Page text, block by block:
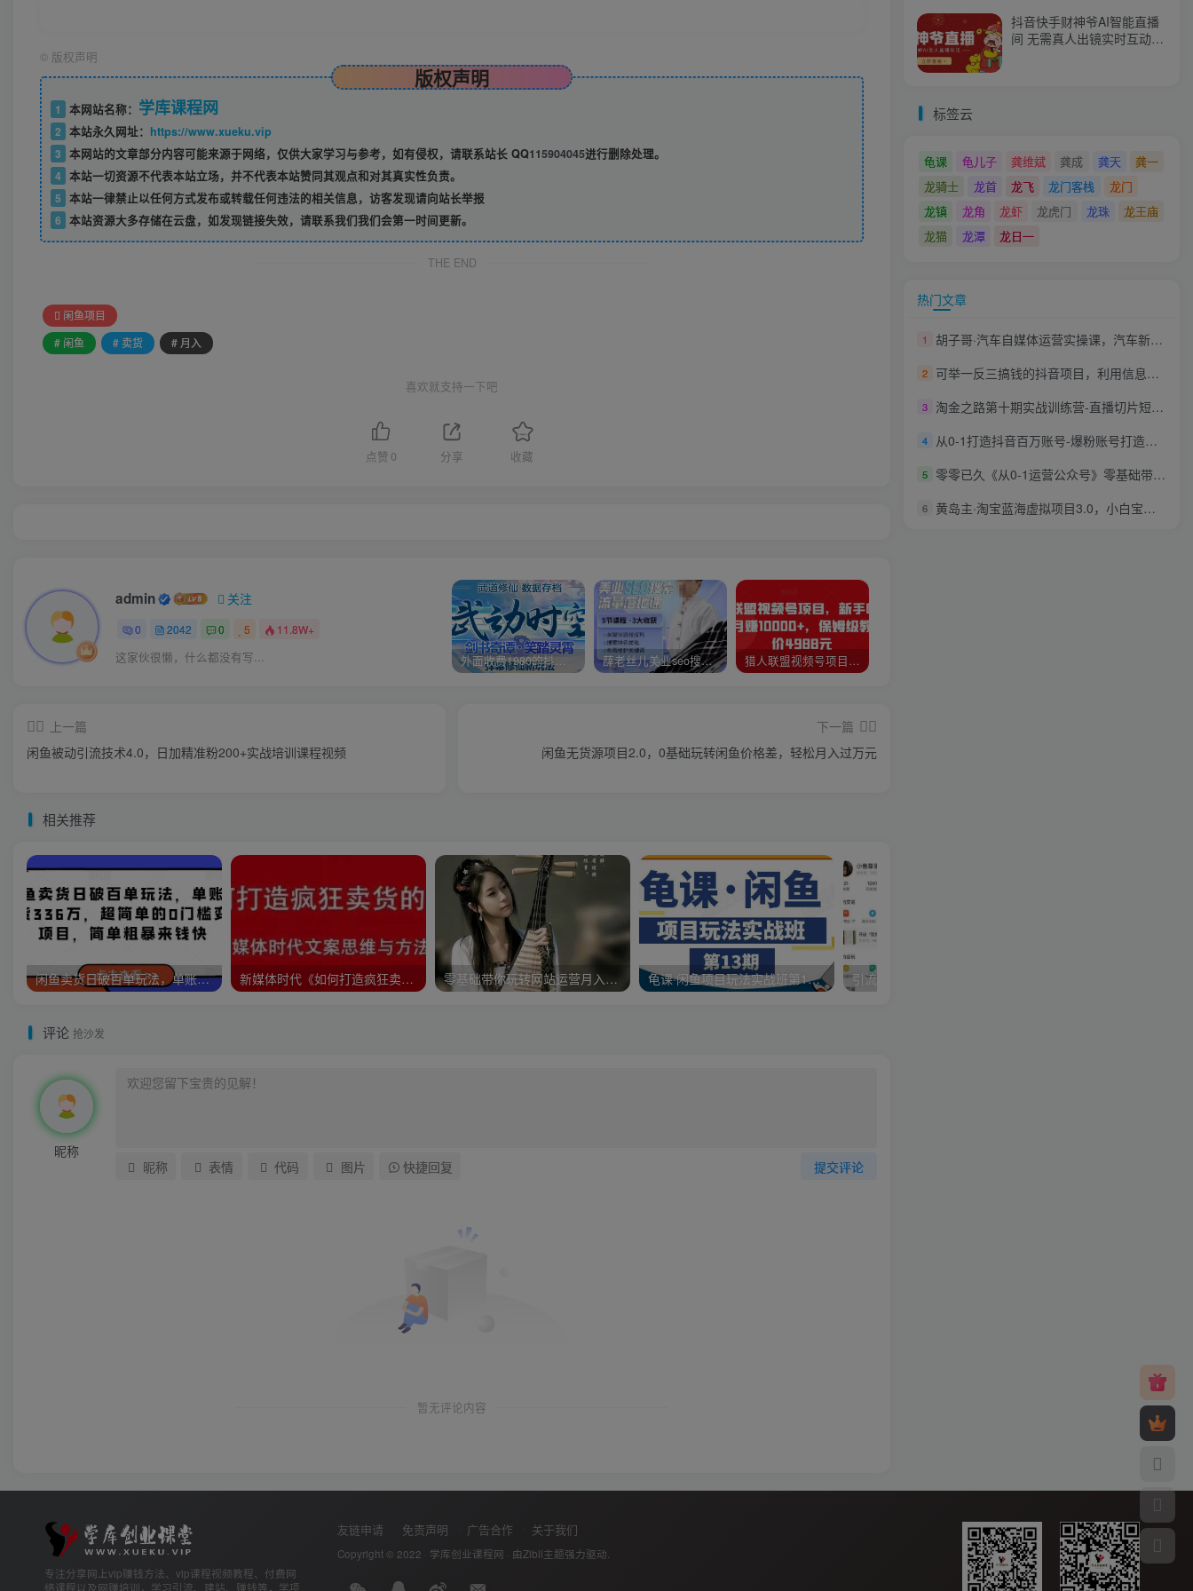
© 版权声明
版权声明
1 本网站名称： 学库课程网
2 本站永久网址： https://www.xueku.vip
3 本网站的文章部分内容可能来源于网络，仅供大家学习与参考，如有侵权，请联系站长 QQ115904045进行删除处理。
4 本站一切资源不代表本站立场，并不代表本站赞同其观点和对其真实性负责。
5 本站一律禁止以任何方式发布或转载任何违法的相关信息，访客发现请向站长举报
6 本站资源大多存储在云盘，如发现链接失效，请联系我们我们会第一时间更新。
THE END
闲鱼项目
# 闲鱼
# 卖货 # 月入
喜欢就支持一下吧
点赞 0 分享 收藏
admin 关注
0 2042 0 5 11.8W+
这家伙很懒，什么都没有写... 外面收费1980的抖音武动时空直播项目，无需真人出镜，实时互动直播【软件+详细教程】 薛老丝儿美业seo搜索流量落地课，一周暴涨20w粉丝，全干货讲解 猎人联盟视频号项目，新手0基础轻松月赚10000+，保姆级教程原价4988元
上一篇
闲鱼被动引流技术4.0，日加精准粉200+实战培训课程视频
下一篇
闲鱼无货源项目2.0，0基础玩转闲鱼价格差，轻松月入过万元
相关推荐
闲鱼卖货日破百单玩法，单账号卖货336万，超简单的0门槛变现项目，简单粗暴来钱快 新媒体时代《如何打造疯狂卖货文案》文案思维与方法论 零基础带你玩转网站运营月入50000 龟课·闲鱼项目玩法实战班第13期，轻松玩转闲鱼，多渠道多方法引流到私域流量池
评论 抢沙发
昵称
提交评论
昵称 表情 代码 图片 快捷回复
暂无评论内容
抖音快手财神爷AI智能直播
间 无需真人出镜实时互动
标签云
龟课 龟儿子 龚维斌 龚成 龚天
龚一
龙骑士
龙首 龙飞 龙门客栈
龙门
龙镇
龙角 龙虾 龙虎门 龙珠
龙王庙
龙猫
龙潭 龙日一
热门文章
1 胡子哥·汽车自媒体运营实操课，汽车新媒体二手车短视频运营教程-价值8888元
2 可举一反三搞钱的抖音项目，利用信息差日入500+
3 淘金之路第十期实战训练营-直播切片短视频带货玩法
4 从0-1打造抖音百万账号-爆粉账号打造攻略，针对有账号无粉丝的现象
5 零零已久《从0-1运营公众号》零基础带你系统性了解公众号运营
6 黄岛主·淘宝蓝海虚拟项目3.0，小白宝妈零基础的都可以做到月入过万
专注分享网上vip赚钱方法、vip课程视频教程、付费网
络课程以及网赚培训，学习引流、建站、赚钱等，学项
友链申请 免责声明 广告合作 关于我们
Copyright © 2022 · 学库创业课程网 · 由Zibll主题强力驱动.